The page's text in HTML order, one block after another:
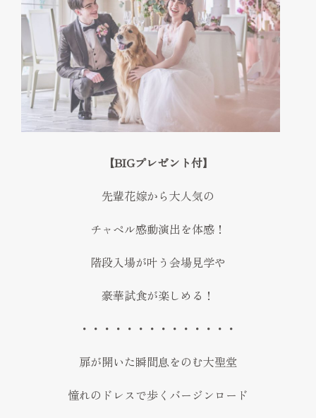
アクセス
お知らせ
よくあるご質問
プライバシーポリシー
【BIGプレゼント付】
先輩花嫁から大人気の
チャペル感動演出を体感！
階段入場が叶う会場見学や
豪華試食が楽しめる！
・・・・・・・・・・・・・・
扉が開いた瞬間息をのむ大聖堂
憧れのドレスで歩くバージンロード